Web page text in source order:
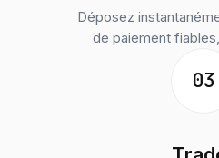
Déposez
de paiement
03